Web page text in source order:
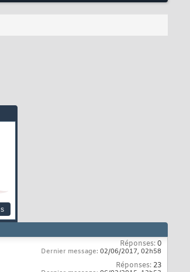
Réponses:0
Dernier message: 02/06/2017, 02h58
Réponses: 23